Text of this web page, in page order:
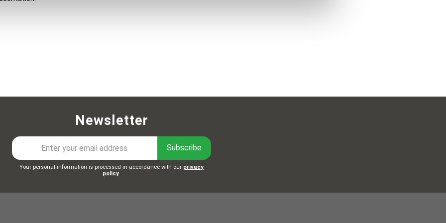
Newsletter
Subscribe
Your personal information is processed in accordance with our privacy
policy.